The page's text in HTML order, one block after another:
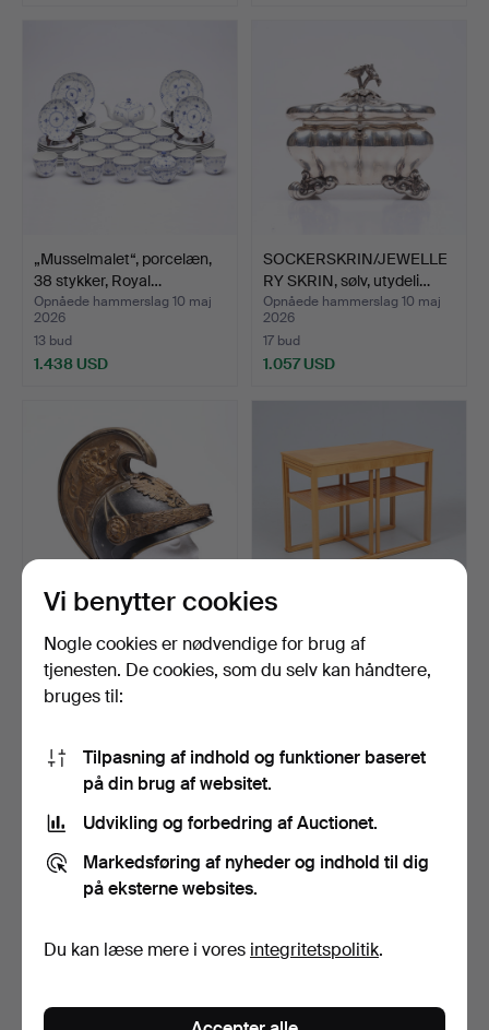
„Musselmalet“, porcelæn,
38 stykker, Royal…
Opnåede hammerslag 10 maj
2026
13 bud
1.438 USD
SOCKERSKRIN/JEWELLE
RY SKRIN, sølv, utydeli…
Opnåede hammerslag 10 maj
2026
17 bud
1.057 USD
DRAGEHJELM,
Østrig/Ungarn, m/1905.
Opnåede hammerslag 10 maj
2026
CARL MALMSTEN.
Dækbord, 3 stk., „The Sleig…
Opnåede hammerslag 10 maj
VINGLAS, 6 stk.,
PORFYRSMØRASKE,
Vi benytter cookies
Nogle cookies er nødvendige for brug af
tjenesten. De cookies, som du selv kan håndtere,
bruges til:
Tilpasning af indhold og funktioner baseret
på din brug af websitet.
Udvikling og forbedring af Auctionet.
Markedsføring af nyheder og indhold til dig
på eksterne websites.
Du kan læse mere i vores integritetspolitik.